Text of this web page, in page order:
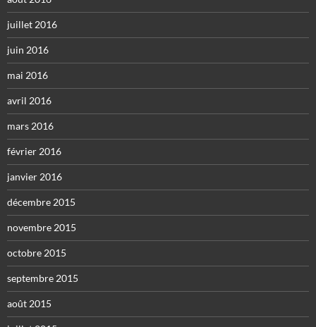
juillet 2016
juin 2016
mai 2016
avril 2016
mars 2016
février 2016
janvier 2016
décembre 2015
novembre 2015
octobre 2015
septembre 2015
août 2015